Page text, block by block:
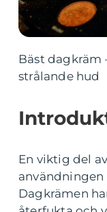
Bäst dagkräm
strålande hud
En viktig del
användningen
Dagkrämen